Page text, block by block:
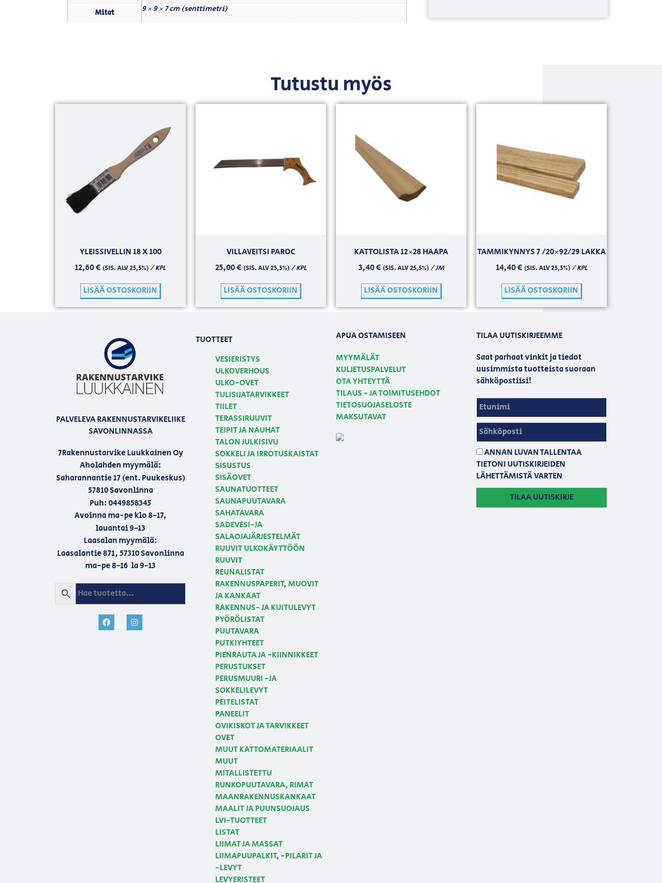
Mitat 9 × 9 × 7 cm (senttimetri)
Tutustu myös
YLEISSIVELLIN 18 X 100
12,60€ (SIS. ALV 25,5%)/ KPL
LISÄÄ OSTOSKORIIN
VILLAVEITSI PAROC
25,00€ (SIS. ALV 25,5%)/ KPL
LISÄÄ OSTOSKORIIN
KATTOLISTA 12×28 HAAPA
3,40€ (SIS. ALV 25,5%)/ JM
LISÄÄ OSTOSKORIIN
TAMMIKYNNYS 7 /20×92/29 LAKKA
14,40€ (SIS. ALV 25,5%)/ KPL
LISÄÄ OSTOSKORIIN
PALVELEVA RAKENNUSTARVIKELIIKE
SAVONLINNASSA
7Rakennustarvike Luukkainen Oy
Aholahden myymälä:
Saharannantie 17 (ent. Puukeskus)
57810 Savonlinna
Puh: 0449858345
Avoinna ma-pe klo 8-17,
lauantai 9-13
Laasalan myymälä:
Laasalantie 871, 57310 Savonlinna
ma-pe 8-16 la 9-13
TUOTTEET
VESIERISTYS
ULKOVERHOUS
ULKO-OVET
TULISIJATARVIKKEET
TIILET
TERASSIRUUVIT
TEIPIT JA NAUHAT
TALON JULKISIVU
SOKKELI JA IRROTUSKAISTAT
SISUSTUS
SISÄOVET
SAUNATUOTTEET
SAUNAPUUTAVARA
SAHATAVARA
SADEVESI-JA
SALAOJAJÄRJESTELMÄT
RUUVIT ULKOKÄYTTÖÖN
RUUVIT
REUNALISTAT
RAKENNUSPAPERIT, MUOVIT
JA KANKAAT
RAKENNUS- JA KUITULEVYT
PYÖRÖLISTAT
PUUTAVARA
PUTKIYHTEET
PIENRAUTA JA -KIINNIKKEET
PERUSTUKSET
PERUSMUURI -JA
SOKKELILEVYT
PEITELISTAT
PANEELIT
OVIKISKOT JA TARVIKKEET
OVET
MUUT KATTOMATERIAALIT
MUUT
MITALLISTETTU
RUNKOPUUTAVARA, RIMAT
MAANRAKENNUSKANKAAT
MAALIT JA PUUNSUOJAUS
LVI-TUOTTEET
LISTAT
LIIMAT JA MASSAT
LIIMAPUUPALKIT, -PILARIT JA
-LEVYT
LEVYERISTEET
APUA OSTAMISEEN
MYYMÄLÄT
KULJETUSPALVELUT
OTA YHTEYTTÄ
TILAUS - JA TOIMITUSEHDOT
TIETOSUOJASELOSTE
MAKSUTAVAT
TILAA UUTISKIRJEEMME
Saat parhaat vinkit ja tiedot
uusimmista tuotteista suoraan
sähköpostiisi!
ANNAN LUVAN TALLENTAA
TIETONI UUTISKIRJEIDEN
LÄHETTÄMISTÄ VARTEN
TILAA UUTISKIRJE